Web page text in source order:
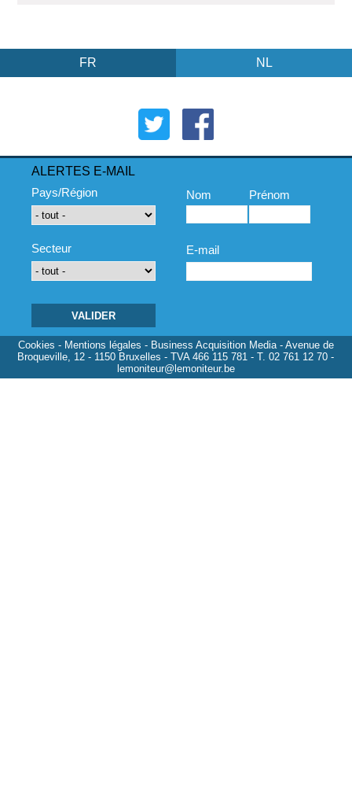
FR NL
ALERTES E-MAIL
Pays/Région
Secteur
Nom Prénom
E-mail
Cookies - Mentions légales - Business Acquisition Media - Avenue de
Broqueville, 12 - 1150 Bruxelles - TVA 466 115 781 - T. 02 761 12 70 -
lemoniteur@lemoniteur.be